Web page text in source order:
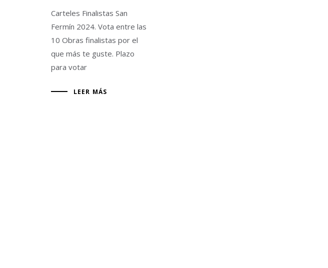
Carteles Finalistas San
Fermín 2024. Vota entre las
10 Obras finalistas por el
que más te guste. Plazo
para votar
LEER MÁS